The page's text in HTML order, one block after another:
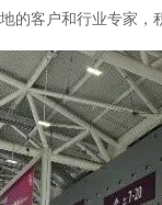
客户和行业专家，